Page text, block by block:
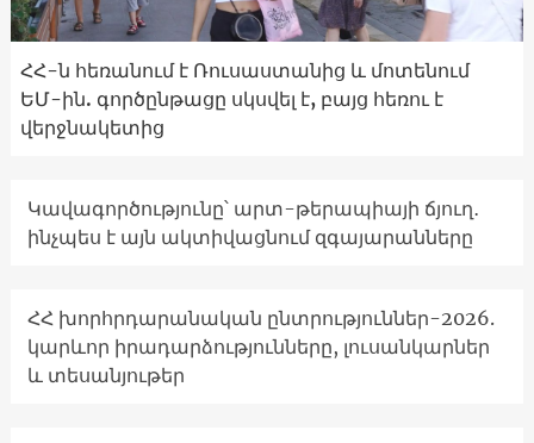
ՀՀ-ն հեռանում է Ռուսաստանից և մոտենում
ԵՄ-ին. գործընթացը սկսվել է, բայց հեռու է
վերջնակետից
Կավագործությունը՝ արտ-թերապիայի ճյուղ․
ինչպես է այն ակտիվացնում զգայարանները
ՀՀ խորհրդարանական ընտրություններ-2026.
կարևոր իրադարձությունները, լուսանկարներ
և տեսանյութեր